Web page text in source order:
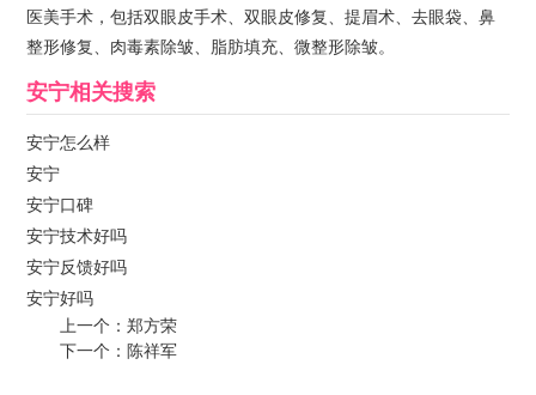
医美手术，包括双眼皮手术、双眼皮修复、提眉术、去眼袋、鼻
整形修复、肉毒素除皱、脂肪填充、微整形除皱。
安宁相关搜索
安宁怎么样
安宁
安宁口碑
安宁技术好吗
安宁反馈好吗
安宁好吗
上一个：郑方荣
下一个： 陈祥军